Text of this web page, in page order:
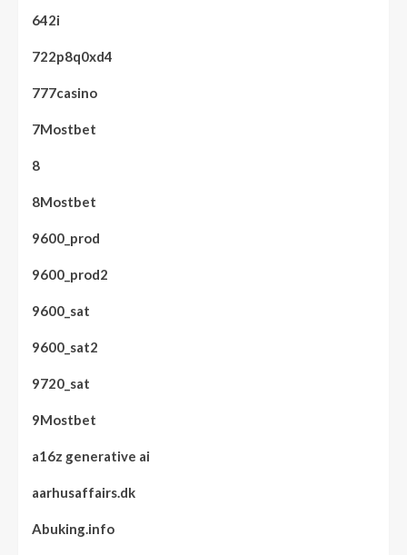
642i
722p8q0xd4
777casino
7Mostbet
8
8Mostbet
9600_prod
9600_prod2
9600_sat
9600_sat2
9720_sat
9Mostbet
a16z generative ai
aarhusaffairs.dk
Abuking.info